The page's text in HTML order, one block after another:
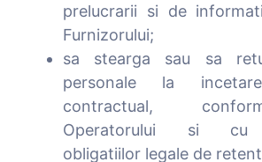
prelucrarii si de
Furnizorului;
sa stearga sau sa
personale la
contractual,
Operatorului si cu
obligatiilor legale de